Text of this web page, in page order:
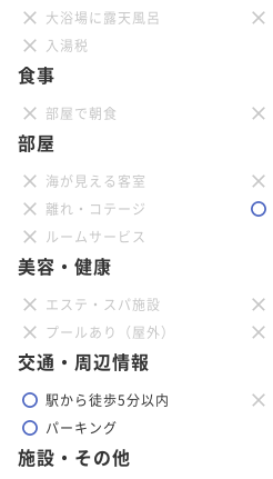
大浴場に露天風呂
入湯税
食事
部屋で朝食
部屋
海が見える客室
離れ・コテージ
ルームサービス
美容・健康
エステ・スパ施設
プールあり（屋外）
交通・周辺情報
駅から徒歩5分以内
パーキング
施設・その他